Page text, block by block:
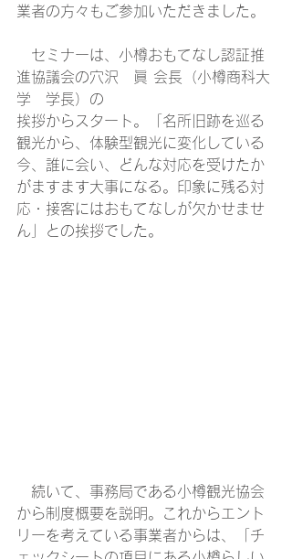
業者の方々もご参加いただきました。
セミナーは、小樽おもてなし認証推
進協議会の穴沢　眞 会長（小樽商科大
学　学長）の
挨拶からスタート。「名所旧跡を巡る
観光から、体験型観光に変化している
今、誰に会い、どんな対応を受けたか
がますます大事になる。印象に残る対
応・接客にはおもてなしが欠かせませ
ん」との挨拶でした。
続いて、事務局である小樽観光協会
から制度概要を説明。これからエント
リーを考えている事業者からは、「チ